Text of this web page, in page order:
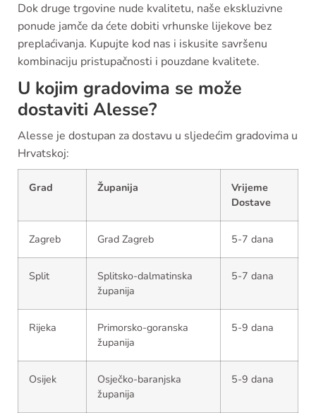
Dok druge trgovine nude kvalitetu, naše ekskluzivne
ponude jamče da ćete dobiti vrhunske lijekove bez
preplaćivanja. Kupujte kod nas i iskusite savršenu
kombinaciju pristupačnosti i pouzdane kvalitete.
U kojim gradovima se može
dostaviti Alesse?
Alesse je dostupan za dostavu u sljedećim gradovima u
Hrvatskoj:
Grad Županija
Vrijeme
Dostave
Zagreb Grad Zagreb 5-7 dana
Split
Splitsko-dalmatinska
županija
5-7 dana
Rijeka
Primorsko-goranska
županija
5-9 dana
Osijek
Osječko-baranjska
županija
5-9 dana